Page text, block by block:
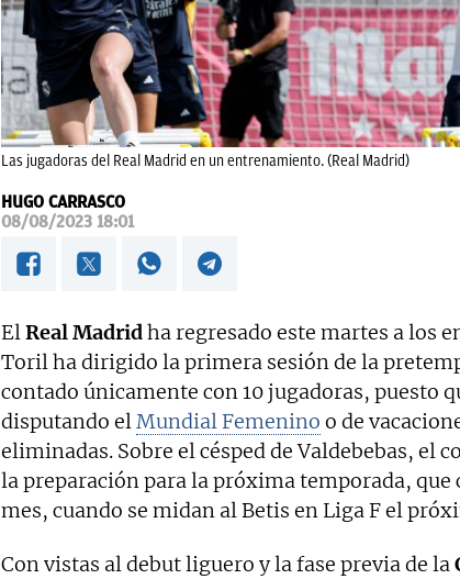
Las jugadoras del Real Madrid en un entrenamiento. (Real Madrid)
HUGO CARRASCO
08/08/2023 18:01
ElReal Madridha regresado este martes a los
Toril ha dirigido la primera sesión de la
contado únicamente con 10 jugadoras, puesto
disputando elMundial Femenino o de
eliminadas. Sobre el césped de Valdebebas, el
la preparación para la próxima temporada, que
mes, cuando se midan al Betis en Liga F el
Con vistas al debut liguero y la fase previa de la